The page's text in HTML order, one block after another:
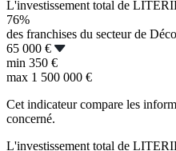
L'investissement total de
76%
des franchises du secteur de
65 000 €
min 350 €
max 1 500 000 €
Cet indicateur compare les
concerné.
L'investissement total de